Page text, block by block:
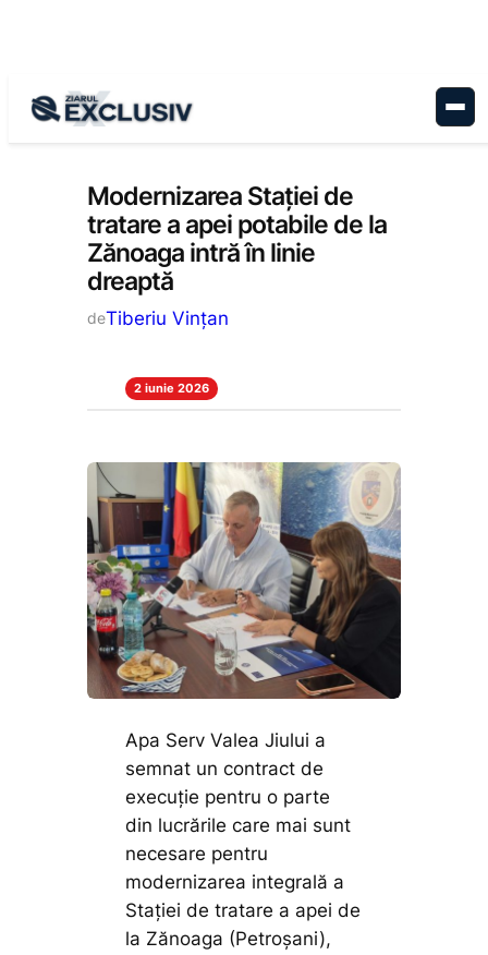
Economie, Stiri la zi
Modernizarea Stației de
tratare a apei potabile de la
Zănoaga intră în linie
dreaptă
deTiberiu Vințan
2 iunie 2026
Apa Serv Valea Jiului a
semnat un contract de
execuție pentru o parte
din lucrările care mai sunt
necesare pentru
modernizarea integrală a
Stației de tratare a apei de
la Zănoaga (Petroșani),